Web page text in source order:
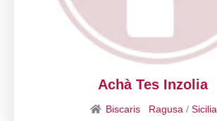
Achà Tes Inzolia
Biscaris Ragusa / Sicilia